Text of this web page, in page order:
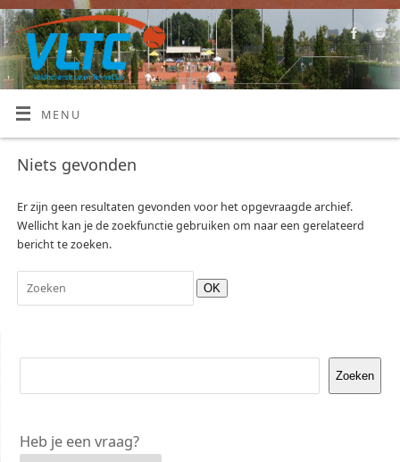
MENU
Niets gevonden
Er zijn geen resultaten gevonden voor het opgevraagde archief.
Wellicht kan je de zoekfunctie gebruiken om naar een gerelateerd
bericht te zoeken.
OK
Zoeken
Heb je een vraag?